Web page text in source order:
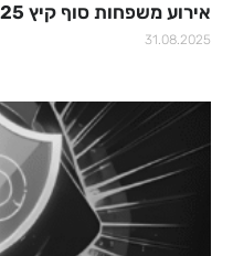
אירוע משפחות סוף קיץ 2025
31.08.2025